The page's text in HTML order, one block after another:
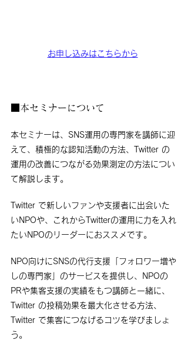
お申し込みはこちらから
■本セミナーについて
本セミナーは、SNS運用の専門家を講師に迎
えて、積極的な認知活動の方法、Twitter の
運用の改善につながる効果測定の方法につい
て解説します。
Twitter で新しいファンや支援者に出会いた
いNPOや、これからTwitterの運用に力を入れ
たいNPOのリーダーにおススメです。
NPO向けにSNSの代行支援「フォロワー増や
しの専門家」のサービスを提供し、NPOの
PRや集客支援の実績をもつ講師と一緒に、
Twitter の投稿効果を最大化させる方法、
Twitter で集客につなげるコツを学びましょ
う。